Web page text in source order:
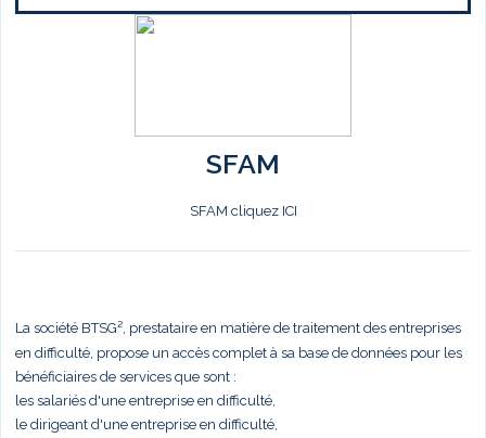
SFAM
SFAM cliquez ICI
La société BTSG², prestataire en matière de traitement des entreprises
en difficulté, propose un accès complet à sa base de données pour les
bénéficiaires de services que sont :
les salariés d'une entreprise en difficulté,
le dirigeant d'une entreprise en difficulté,